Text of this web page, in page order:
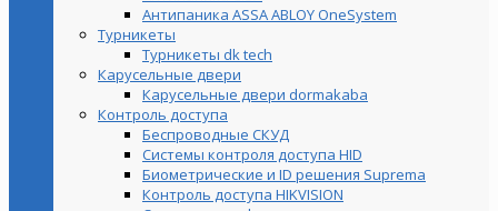
Антипаника ASSA ABLOY OneSystem
Турникеты
Турникеты dk tech
Карусельные двери
Карусельные двери dormakaba
Контроль доступа
Беспроводные СКУД
Системы контроля доступа HID
Биометрические и ID решения Suprema
Контроль доступа HIKVISION